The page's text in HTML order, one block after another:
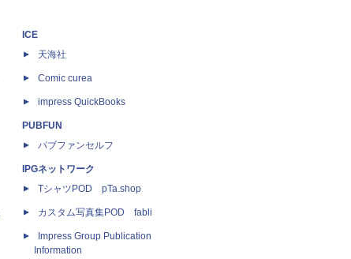
ICE
天海社
Comic curea
impress QuickBooks
PUBFUN
パブファンセルフ
IPGネットワーク
TシャツPOD pTa.shop
カスタム写真集POD fabli
Impress Group Publication
Information